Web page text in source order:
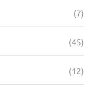
(7)
(45)
(12)